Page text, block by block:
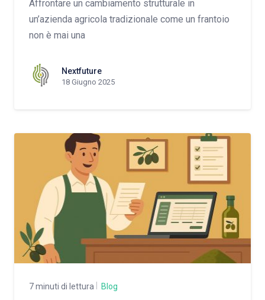
Affrontare un cambiamento strutturale in
un’azienda agricola tradizionale come un frantoio
non è mai una
Nextfuture
18 Giugno 2025
7 minuti di lettura Blog